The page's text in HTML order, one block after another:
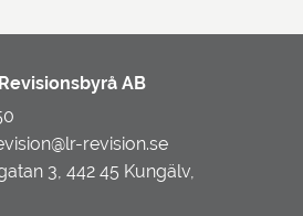
AB
revision.se
3, 442 45 Kungälv,